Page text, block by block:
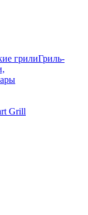
грилиГриль-
Grill